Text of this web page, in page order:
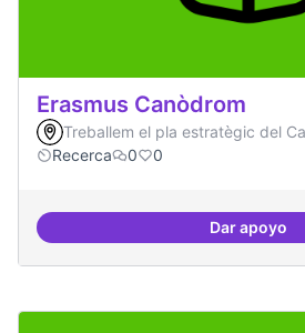
Erasmus Canòdrom
Treballem el pla estratègic del
Recerca
0 0
Dar apoyo